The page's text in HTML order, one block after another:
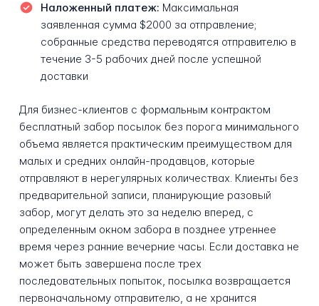
Наложенный платеж: Максимальная
заявленная сумма $2000 за отправление;
собранные средства переводятся отправителю в
течение 3-5 рабочих дней после успешной
доставки
Для бизнес-клиентов с формальным контрактом
бесплатный забор посылок без порога минимального
объема является практическим преимуществом для
малых и средних онлайн-продавцов, которые
отправляют в нерегулярных количествах. Клиенты без
предварительной записи, планирующие разовый
забор, могут делать это за неделю вперед, с
определенным окном забора в позднее утреннее
время через ранние вечерние часы. Если доставка не
может быть завершена после трех
последовательных попыток, посылка возвращается
первоначальному отправителю, а не хранится